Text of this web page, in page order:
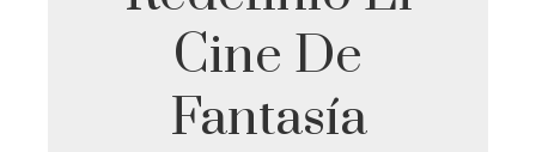
Cine De
Fantasía